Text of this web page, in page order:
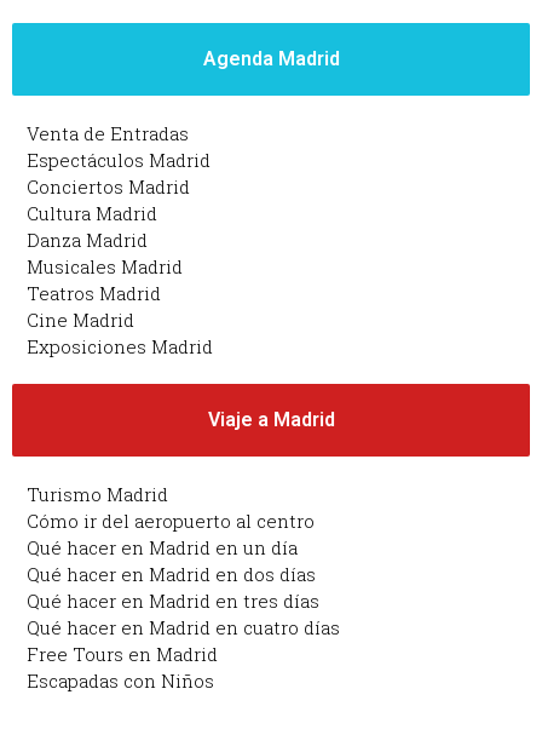
Agenda Madrid
Venta de Entradas
Espectáculos Madrid
Conciertos Madrid
Cultura Madrid
Danza Madrid
Musicales Madrid
Teatros Madrid
Cine Madrid
Exposiciones Madrid
Viaje a Madrid
Turismo Madrid
Cómo ir del aeropuerto al centro
Qué hacer en Madrid en un día
Qué hacer en Madrid en dos días
Qué hacer en Madrid en tres días
Qué hacer en Madrid en cuatro días
Free Tours en Madrid
Escapadas con Niños